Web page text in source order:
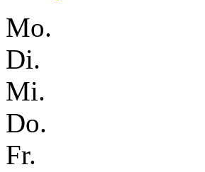
Mo.
Di.
Mi.
Do.
Fr.